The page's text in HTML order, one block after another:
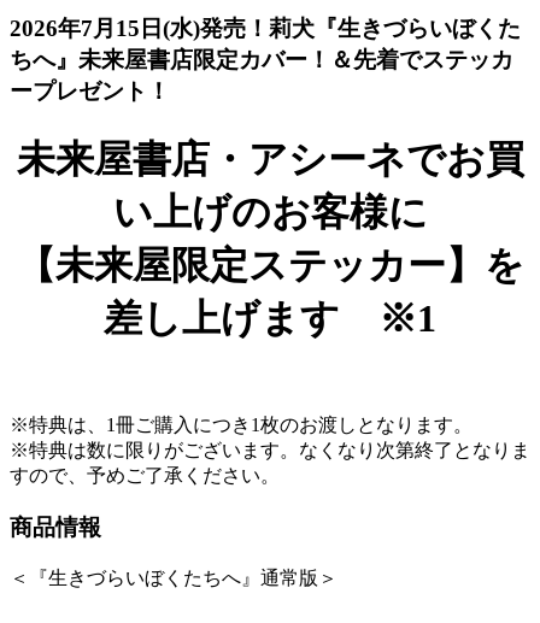
2026年7月15日(水)発売！莉犬『生きづらいぼくた
ちへ』未来屋書店限定カバー！＆先着でステッカ
ープレゼント！
未来屋書店・アシーネでお買
い上げのお客様に
【未来屋限定ステッカー】を
差し上げます ※1
※特典は、1冊ご購入につき1枚のお渡しとなります。
※特典は数に限りがございます。なくなり次第終了となりま
すので、予めご了承ください。
商品情報
＜『生きづらいぼくたちへ』通常版＞